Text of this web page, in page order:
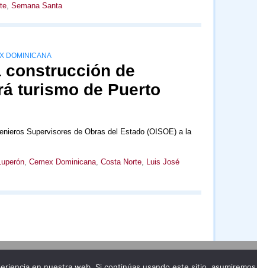
, Semana Santa
DOMINICANA
construcción de
turismo de Puerto
Supervisores de Obras del Estado (OISOE) a la
, Cemex Dominicana, Costa Norte,
Luis José